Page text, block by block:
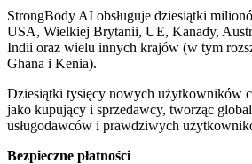
StrongBody AI obsługuje dziesiątki
USA, Wielkiej Brytanii, UE, Kanady,
Indii oraz wielu innych krajów (w tym
Ghana i Kenia).
Dziesiątki tysięcy nowych użytkowników
jako kupujący i sprzedawcy, tworząc
usługodawców i prawdziwych
Bezpieczne płatności